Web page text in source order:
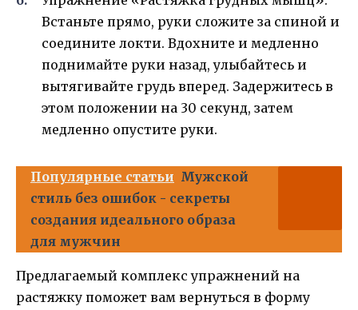
Встаньте прямо, руки сложите за спиной и
соедините локти. Вдохните и медленно
поднимайте руки назад, улыбайтесь и
вытягивайте грудь вперед. Задержитесь в
этом положении на 30 секунд, затем
медленно опустите руки.
Популярные статьи Мужской
стиль без ошибок - секреты
создания идеального образа
для мужчин
Предлагаемый комплекс упражнений на
растяжку поможет вам вернуться в форму